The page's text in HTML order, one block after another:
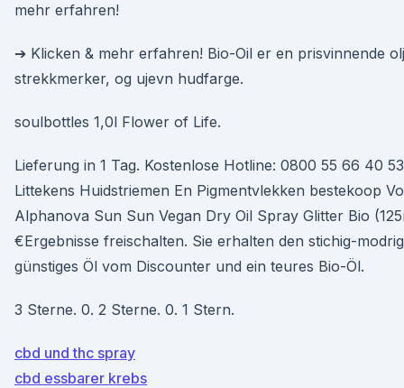
mehr erfahren!
➔ Klicken & mehr erfahren! Bio-Oil er en prisvinnende
strekkmerker, og ujevn hudfarge.
soulbottles 1,0l Flower of Life.
Lieferung in 1 Tag. Kostenlose Hotline: 0800 55 66 40
Littekens Huidstriemen En Pigmentvlekken bestekoop
Alphanova Sun Sun Vegan Dry Oil Spray Glitter Bio
€Ergebnisse freischalten. Sie erhalten den stichig-
günstiges Öl vom Discounter und ein teures Bio-Öl.
3 Sterne. 0. 2 Sterne. 0. 1 Stern.
cbd und thc spray
cbd essbarer krebs